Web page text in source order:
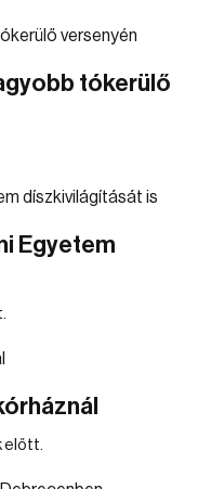
tókerülő
Egyetem
előtt.